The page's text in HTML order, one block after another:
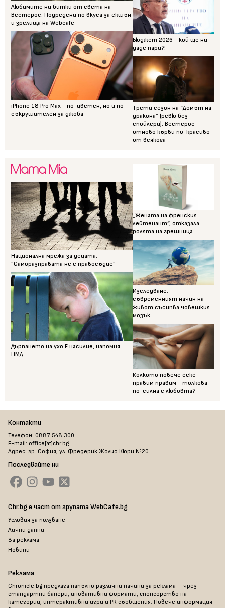
Любимите ни битки от света на
Вестерос: Подредени по вкуса за екшън
и зрелища на Webcafe
iPhone 18 Pro Max - по-цветен, но и по-
съкрушителен за джоба
Бюджет 2026 - кой ще ни
даде пари?!
Трети сезон на “Домът на
дракона” (ревю без
спойлери): Вестерос
отново кърви по-красиво
от всякога
Национална мрежа за децата:
"Саморазправата не е правосъдие"
Дърпането на ухо Е насилие, напомня
НМД
„Жената на френския
лейтенант“, отказала
ролята на грешница
Изследване:
съвременният начин на
живот съсипва човешкия
мозък
Колкото повече секс
правим правим - толкова
по-силна е любовта?
Контакти
Телефон: 0887 548 300
E-mail: office[at]chr.bg
Адрес: гр. София, ул. Фредерик Жолио Кюри №20
Последвайте ни
Chr.bg е част от групата WebCafe.bg
Условия за ползване
Лични данни
За реклама
Новини
Реклама
Chronicle.bg предлага напълно различни начини за реклама – чрез
стандартни банери, иновативни формати, спонсорство на
категории, интерактивни игри и PR съобщения. Повече информация